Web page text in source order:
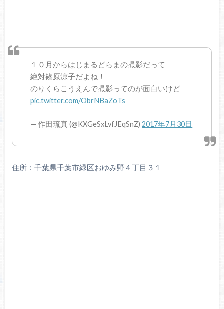
１０月からはじまるどらまの撮影だって
絶対篠原涼子だよね！
のりくらこうえんで撮影ってのが面白いけど
pic.twitter.com/ObrNBaZoTs
— 作田琉真 (@KXGeSxLvfJEqSnZ)2017年7月30日
住所：千葉県千葉市緑区おゆみ野４丁目３１